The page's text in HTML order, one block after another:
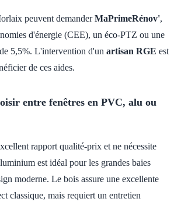
peuvent demanderMaPrimeRénov',
d'énergie (CEE), un éco-PTZ ou une
5,5%. L'intervention d'un artisan RGE est
de ces aides.
entre fenêtres en PVC, alu ou
rapport qualité-prix et ne nécessite
est idéal pour les grandes baies
moderne. Le bois assure une excellente
classique, mais requiert un entretien